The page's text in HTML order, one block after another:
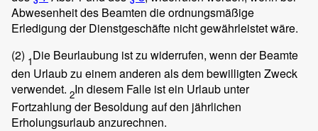
Abwesenheit des Beamten die ordnungsmäßige
Erledigung der Dienstgeschäfte nicht gewährleistet wäre.
(2) 1Die Beurlaubung ist zu widerrufen, wenn der Beamte
den Urlaub zu einem anderen als dem bewilligten Zweck
verwendet. 2In diesem Falle ist ein Urlaub unter
Fortzahlung der Besoldung auf den jährlichen
Erholungsurlaub anzurechnen.